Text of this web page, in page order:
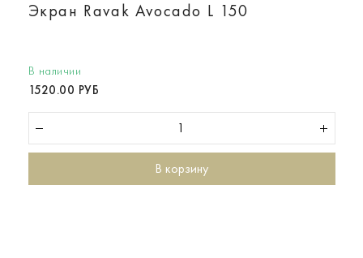
Экран Ravak Avocado L 150
В наличии
1520.00 РУБ
В корзину